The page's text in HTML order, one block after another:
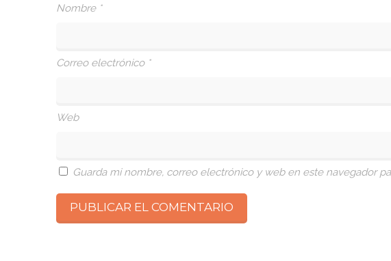
Nombre *
Correo electrónico *
Web
Guarda mi nombre, correo electrónico y web en este navegador